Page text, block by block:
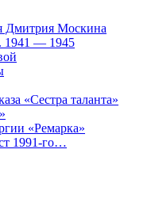
Дмитрия Москина
1941 — 1945
«Сестра таланта»
«Ремарка»
1991-го…